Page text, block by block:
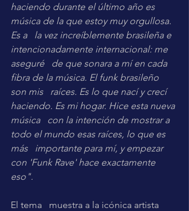
haciendo durante el último año es
música de la que estoy muy orgullosa.
Es a   la vez increíblemente brasileña e
intencionadamente internacional: me
aseguré   de que sonara a mí en cada
fibra de la música. El funk brasileño
son mis   raíces. Es lo que nací y crecí
haciendo. Es mi hogar. Hice esta nueva
música   con la intención de mostrar a
todo el mundo esas raíces, lo que es
más   importante para mí, y empezar
con 'Funk Rave' hace exactamente
eso".
El tema   muestra a la icónica artista